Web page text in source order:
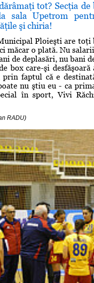
tot? Secţia de
sala Upetrom
şi chiria!
Ploieşti are toţi
măcar o plată. Nu
de deplasări, nu bani
box care-şi
prin faptul că e
nu ştiu eu - ca
în sport, Vivi
RADU)